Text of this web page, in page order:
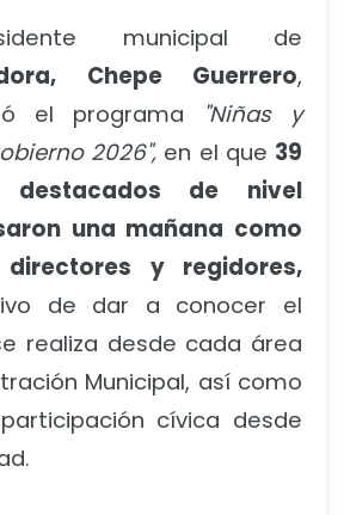
municipal de
Chepe Guerrero,
el programa
"Niñas y
2026", en el que 39
destacados de nivel
una mañana como
directores y regidores,
de dar a conocer el
realiza desde cada área
Municipal, así como
cívica desde